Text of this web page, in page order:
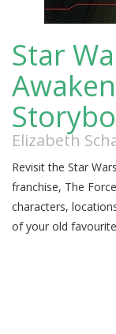
Star
Elizabeth
Revisit the Star
franchise, The
characters,
of your old